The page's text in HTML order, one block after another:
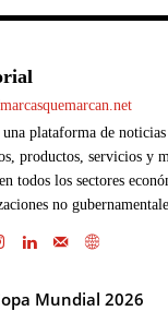
una plataforma de noticias
productos, servicios y
todos los sectores
no
Mundial 2026